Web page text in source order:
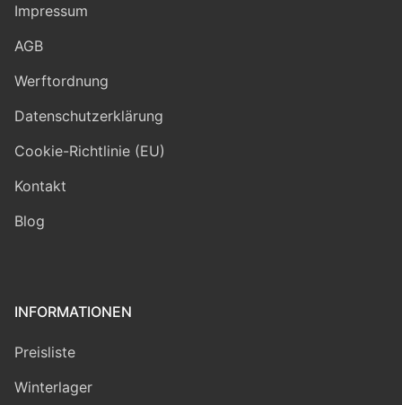
Impressum
AGB
Werftordnung
Datenschutzerklärung
Cookie-Richtlinie (EU)
Kontakt
Blog
INFORMATIONEN
Preisliste
Winterlager